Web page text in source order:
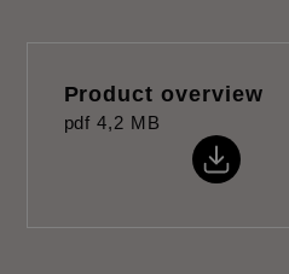
Product overview
pdf 4,2 MB